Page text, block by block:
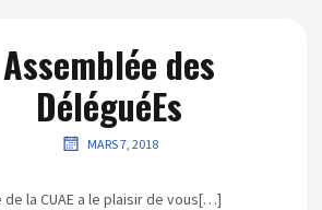
Assemblée des
DéléguéEs
MARS 7, 2018
de la CUAE a le plaisir de vous[…]